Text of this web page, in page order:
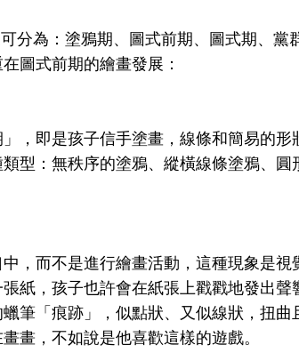
分為：塗鴉期、圖式前期、圖式期、黨
圖式前期的繪畫發展：
，即是孩子信手塗畫，線條和簡易的形
型：無秩序的塗鴉、縱橫線條塗鴉、圓
，而不是進行繪畫活動，這種現象是視
紙，孩子也許會在紙張上戳戳地發出聲
筆「痕跡」，似點狀、又似線狀，扭曲
畫，不如說是他喜歡這樣的遊戲。